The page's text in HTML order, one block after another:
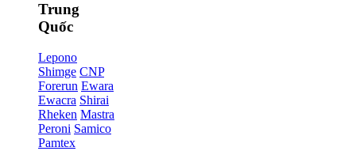
Trung
Quốc
Lepono
Shimge CNP
Forerun Ewara
Ewacra Shirai
Rheken Mastra
Peroni Samico
Pamtex